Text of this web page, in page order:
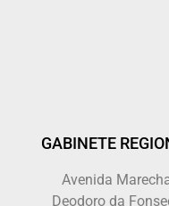
GABINETE
Avenida
Deodoro da